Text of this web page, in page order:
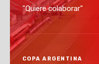
"Quiere colaborar"
COPA ARGENTINA